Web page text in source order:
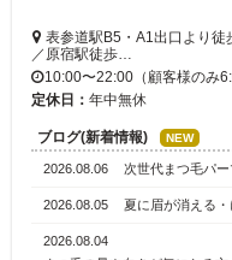
表参道駅B5・A1出口より
／原宿駅徒歩…
10:00〜22:00（顧客様のみ
定休日： 年中無休
ブログ(新着情報) NEW
2026.08.06 次世代まつ毛パ
2026.08.05 夏に眉が消える
2026.08.04